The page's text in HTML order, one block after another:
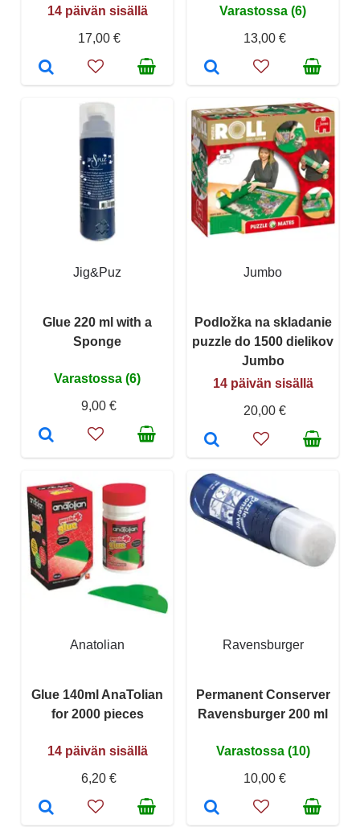
14 päivän sisällä
17,00 €
Varastossa (6)
13,00 €
Jig&Puz
Glue 220 ml with a
Sponge
Varastossa (6)
9,00 €
Jumbo
Podložka na skladanie
puzzle do 1500 dielikov
Jumbo
14 päivän sisällä
20,00 €
Anatolian
Glue 140ml AnaTolian
for 2000 pieces
14 päivän sisällä
6,20 €
Ravensburger
Permanent Conserver
Ravensburger 200 ml
Varastossa (10)
10,00 €